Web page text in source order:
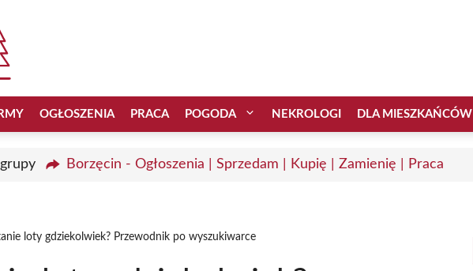
OGŁOSZENIA PRACA POGODA NEKROLOGI DLA MIESZKAŃCÓW
Borzęcin - Ogłoszenia | Sprzedam | Kupię | Zamienię | Praca
loty gdziekolwiek? Przewodnik po wyszukiwarce